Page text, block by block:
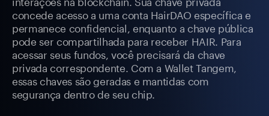
concede acesso a uma conta HairDAO específica e
permanece confidencial, enquanto a chave pública
pode ser compartilhada para receber HAIR. Para
acessar seus fundos, você precisará da chave
privada correspondente. Com a Wallet Tangem,
essas chaves são geradas e mantidas com
segurança dentro de seu chip.